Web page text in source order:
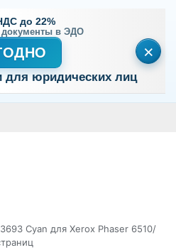
до 22%
в ЭДО
для юридических лиц
×
Cyan для Xerox Phaser 6510/